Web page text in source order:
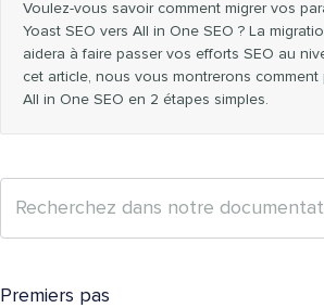
Voulez-vous savoir comment migrer vos
Yoast SEO vers All in One SEO ? La
aidera à faire passer vos efforts SEO au
cet article, nous vous montrerons comment
All in One SEO en 2 étapes simples.
Premiers pas